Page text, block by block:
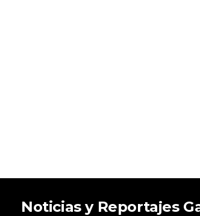
Noticias y Reportajes